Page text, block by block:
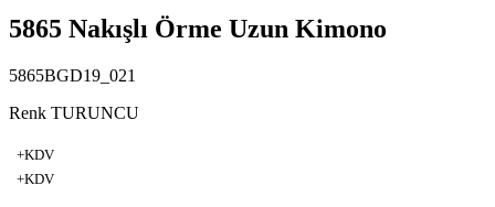
5865 Nakışlı Örme Uzun Kimono
5865BGD19_021
Renk TURUNCU
+KDV
+KDV